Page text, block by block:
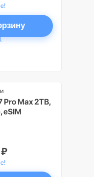
Pro Max 2TB,
eSIM